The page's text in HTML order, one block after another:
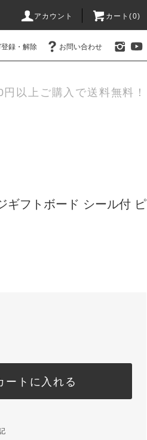
アカウント カート(0)
登録・解除 お問い合わせ
以上ご購入で送料無料！
ギフトボード シール付 ピ
ートに入れる